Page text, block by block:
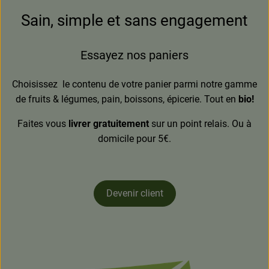
Sain, simple et sans engagement
Essayez nos paniers
Choisissez le contenu de votre panier parmi notre gamme
de fruits & légumes, pain, boissons, épicerie. Tout en bio!
Faites vous livrer gratuitement sur un point relais. Ou à
domicile pour 5€.
Devenir client